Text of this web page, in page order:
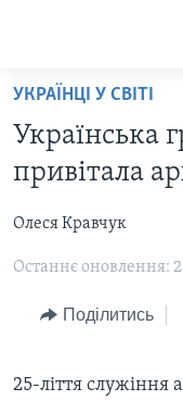
Перейти
матеріалу
Перейти
меню
Перейти
АКТУАЛЬНО
США
УКРАЇНА
ВІЙНА - ЦЕ
НАУКА
АНАЛІТИКА
ПОЛІТИКА В США
АДМІНІСТРАЦІЯ
УКРАЇНА
УКРАЇНЦІ У СВІТІ
Українська
привітала
Олеся Кравчук
Останнє оновлення:
Поділитись
25-ліття служіння